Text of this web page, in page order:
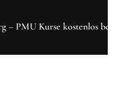
– PMU Kurse kostenlos bei